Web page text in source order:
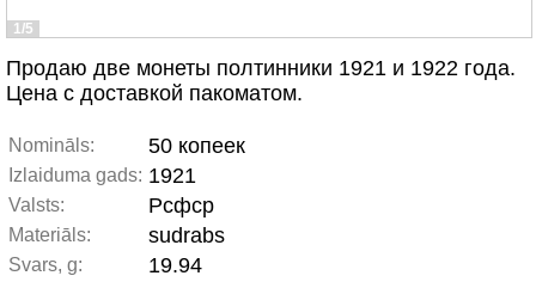
1/5
Продаю две монеты полтинники 1921 и 1922 года.
Цена с доставкой пакоматом.
Nomināls: 50 копеек
Izlaiduma gads: 1921
Valsts: Рсфср
Materiāls: sudrabs
Svars, g: 19.94